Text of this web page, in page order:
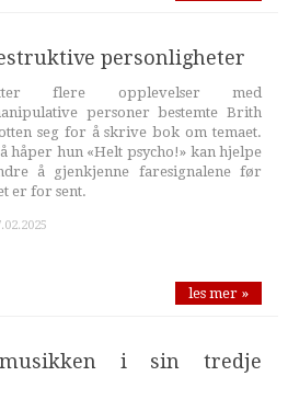
personligheter
flere opplevelser med
personer bestemte Brith
seg for å skrive bok om temaet.
håper hun «Helt psycho!» kan hjelpe
å gjenkjenne faresignalene før
er for sent.
les mer »
i sin tredje